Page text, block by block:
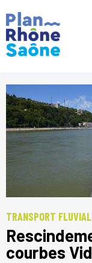
TRANSPORT FLUVIAL
courbes